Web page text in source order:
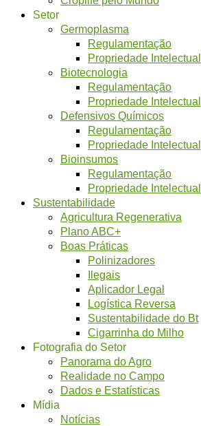
Setor
Germoplasma
Regulamentação
Propriedade Intelectual
Biotecnologia
Regulamentação
Propriedade Intelectual
Defensivos Químicos
Regulamentação
Propriedade Intelectual
Bioinsumos
Regulamentação
Propriedade Intelectual
Sustentabilidade
Agricultura Regenerativa
Plano ABC+
Boas Práticas
Polinizadores
Ilegais
Aplicador Legal
Logística Reversa
Sustentabilidade do Bt
Cigarrinha do Milho
Fotografia do Setor
Panorama do Agro
Realidade no Campo
Dados e Estatísticas
Mídia
Notícias